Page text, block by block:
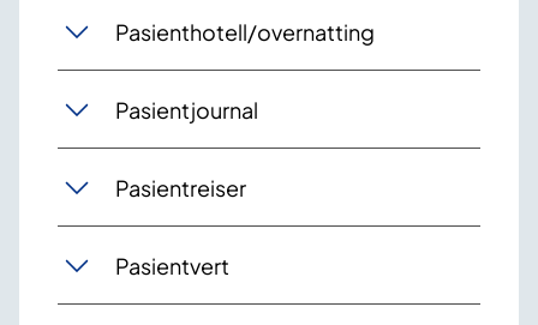
Pasienthotell/overnatting
Pasientjournal
Pasientreiser
Pasientvert